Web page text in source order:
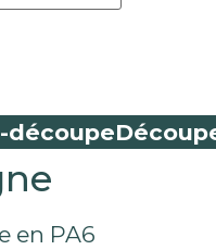
Découpe
en PA6